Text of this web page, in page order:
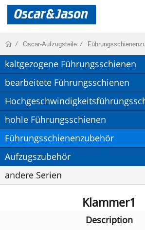
Oscar-Aufzugsteile
kaltgezogene Führungsschienen
bearbeitete Führungsschienen
hohle Führungsschienen
Führungsschienenzubehör
Aufzugszubehör
andere Serien
Klammer1
Description